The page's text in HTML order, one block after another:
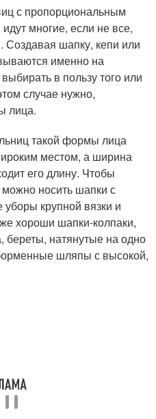
с пропорциональным
многие, если не все,
шапку, кепи или
именно на
в пользу того или
случае нужно,
лица.
такой формы лица
местом, а ширина
его длину. Чтобы
можно носить шапки с
крупной вязки и
хороши шапки-колпаки,
натянутые на одно
шляпы с высокой,